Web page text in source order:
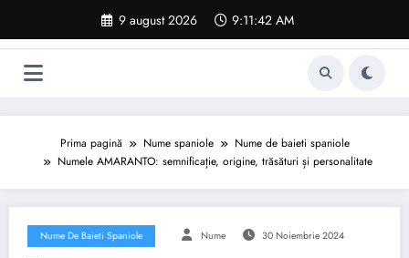
conținut
9 august 2026 9:11:43 AM
Prima pagină Nume spaniole
Nume de baieti spaniole
Numele AMARANTO: semnificație, origine, trăsături și personalitate
Nume De Baieti Spaniole Nume 30 Noiembrie 2024